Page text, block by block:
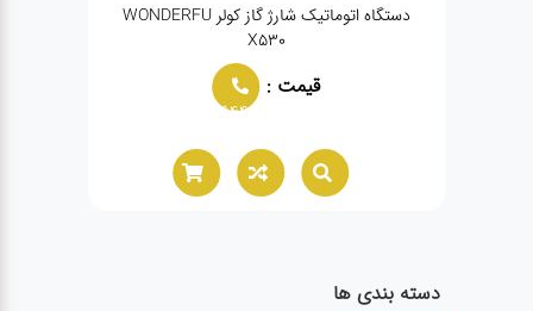
دستگاه اتوماتیک شارژ گاز کولر WONDERFU
X530
قیمت :
02166021944
دسته بندی ها